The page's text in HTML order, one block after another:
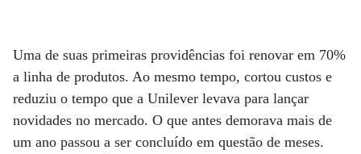
Uma de suas primeiras providências foi renovar em 70%
a linha de produtos. Ao mesmo tempo, cortou custos e
reduziu o tempo que a Unilever levava para lançar
novidades no mercado. O que antes demorava mais de
um ano passou a ser concluído em questão de meses.